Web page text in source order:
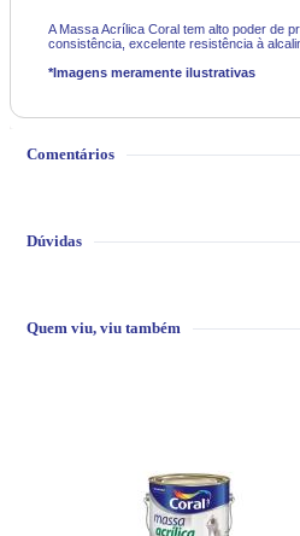
A Massa Acrílica Coral tem alto poder de
consistência, excelente resistência à
*Imagens meramente ilustrativas
Comentários
Dúvidas
Quem viu, viu também